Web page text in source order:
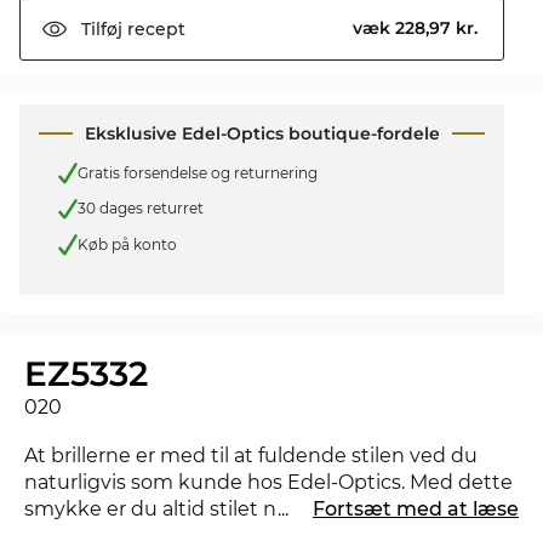
Tilføj recept væk 228,97 kr.
Eksklusive Edel-Optics boutique-fordele
Gratis forsendelse og returnering
30 dages returret
Køb på konto
EZ5332
020
At brillerne er med til at fuldende stilen ved du
naturligvis som kunde hos Edel-Optics. Med dette
smykke er du altid stilet når du er undervejs og
... Fortsæt med at læse